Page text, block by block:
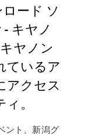
ード ソ
キヤノ
ヤノン
ているア
アクセス
。
ント、新潟グ